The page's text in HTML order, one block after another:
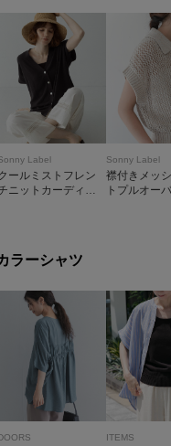
Label
クールミストフレン
ニットカーディガ
Sonny Label
襟付きメッ
トプルオー
ラーシャツ
ITEMS